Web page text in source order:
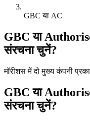
GBC या AC
GBC या
संरचना चुनें?
मॉरीशस में दो मुख्य कंपनी
GBC या
संरचना चुनें?